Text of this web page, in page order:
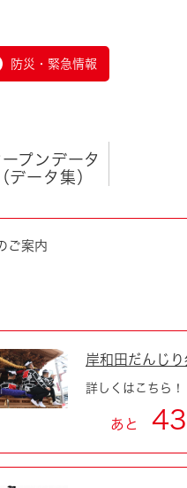
防災・緊急情報
プンデータ
（データ集）
ご案内
岸和田だんじり
詳しくはこちら！
あと 43